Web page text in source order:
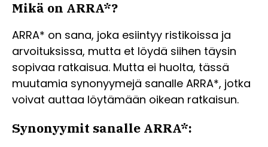
Mikä on ARRA*?
ARRA* on sana, joka esiintyy ristikoissa ja
arvoituksissa, mutta et löydä siihen täysin
sopivaa ratkaisua. Mutta ei huolta, tässä
muutamia synonyymejä sanalle ARRA*, jotka
voivat auttaa löytämään oikean ratkaisun.
Synonyymit sanalle ARRA*: